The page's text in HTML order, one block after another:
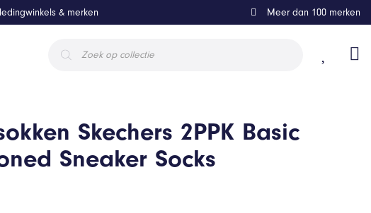
zoeken
& merken Meer dan 100 merken
Skechers 2PPK Basic
Sneaker Socks